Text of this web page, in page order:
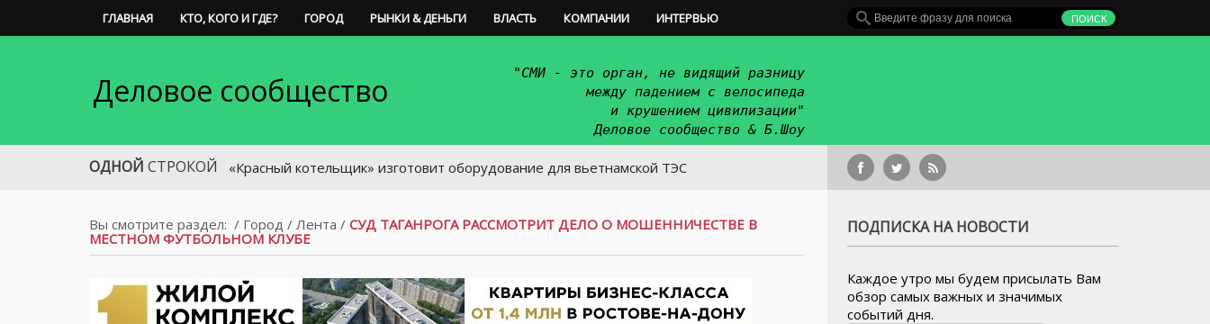
ГЛАВНАЯ КТО, КОГО И ГДЕ? ГОРОД РЫНКИ & ДЕНЬГИ ВЛАСТЬ КОМПАНИИ ИНТЕРВЬЮ
Деловое сообщество
"СМИ - это орган, не видящий разницу
между падением с велосипеда
и крушением цивилизации"
Деловое сообщество & Б.Шоу
ОДНОЙ СТРОКОЙ
«Красный котельщик» изготовит оборудование для вьетнамской ТЭС
Вы смотрите раздел: / Город / Лента / СУД ТАГАНРОГА РАССМОТРИТ ДЕЛО О МОШЕННИЧЕСТВЕ В
МЕСТНОМ ФУТБОЛЬНОМ КЛУБЕ
ПОДПИСКА НА НОВОСТИ
Каждое утро мы будем присылать Вам
обзор самых важных и значимых
событий дня.